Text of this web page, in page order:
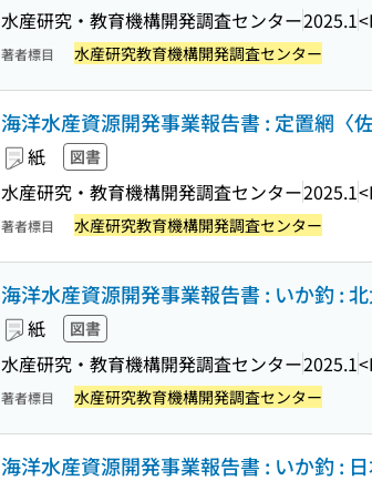
水産研究・教育機構開発調査センター2025.1
著者標目 水産研究教育機構開発調査センター
海洋水産資源開発事業報告書 : 定置網〈
紙 図書
水産研究・教育機構開発調査センター2025.1
著者標目 水産研究教育機構開発調査センター
海洋水産資源開発事業報告書 : いか釣 :
紙 図書
水産研究・教育機構開発調査センター2025.1
著者標目 水産研究教育機構開発調査センター
海洋水産資源開発事業報告書 : いか釣 :